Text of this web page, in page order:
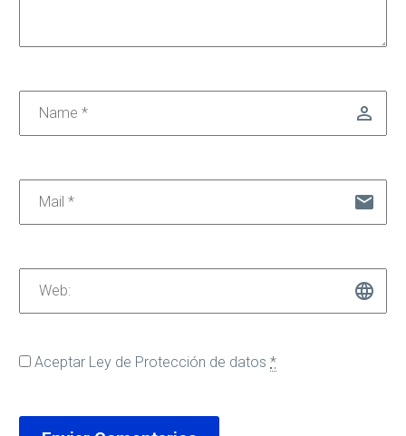
Aceptar Ley de Protección de datos *